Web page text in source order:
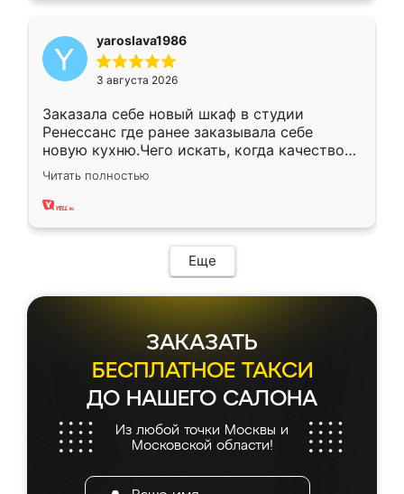
yaroslava1986
3 августа 2026
Заказала себе новый шкаф в студии
Ренессанс где ранее заказывала себе
новую кухню.Чего искать, когда качеством
вполне довольна. Служит кухня уже почти
два года, нареканий нет.
Читать полностью
Еще
ЗАКАЗАТЬ
БЕСПЛАТНОЕ ТАКСИ
ДО НАШЕГО САЛОНА
Из любой точки Москвы и
Московской области!